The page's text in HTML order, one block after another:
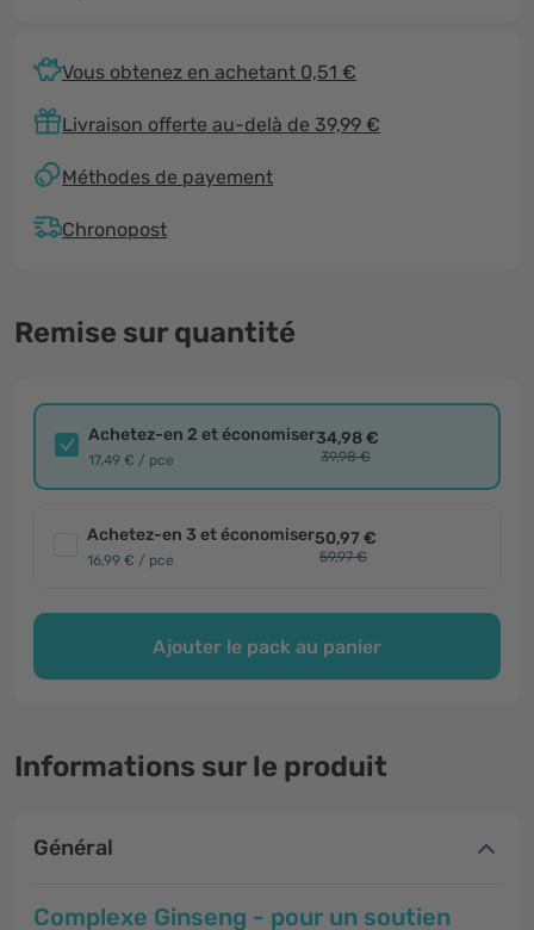
Vous obtenez en achetant 0,51 €
Livraison offerte au-delà de 39,99 €
Méthodes de payement
Chronopost
Remise sur quantité
Achetez-en 2 et économiser
17,49 € / pce
34,98 €
39,98 €
Achetez-en 3 et économiser
16,99 € / pce
50,97 €
59,97 €
Ajouter le pack au panier
Informations sur le produit
Général
Complexe Ginseng - pour un soutien